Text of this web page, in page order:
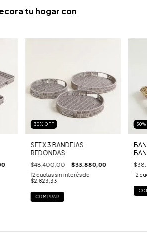
tu hogar con
30% OFF
SET X 3 BANDEJAS
REDONDAS
$48.400,00 $33.880,00
12 cuotas sin interés de
$2.823,33
30
12